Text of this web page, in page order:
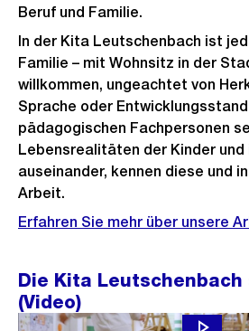
Beruf und Familie.
In der Kita Leutschenbach ist
Familie – mit Wohnsitz in der
willkommen, ungeachtet von
Sprache oder
pädagogischen Fachpersonen
Lebensrealitäten der Kinder und
auseinander, kennen diese und
Arbeit.
Erfahren Sie mehr über unsere
Die Kita
(Video)